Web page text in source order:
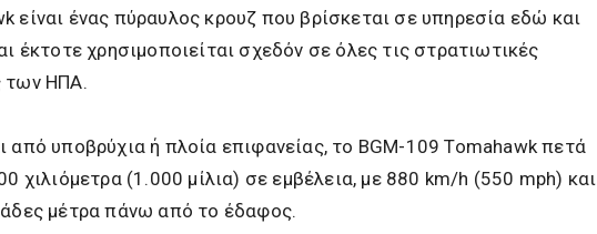
είναι ένας πύραυλος κρουζ που βρίσκεται σε υπηρεσία εδώ και
έκτοτε χρησιμοποιείται σχεδόν σε όλες τις στρατιωτικές
των ΗΠΑ.
από υποβρύχια ή πλοία επιφανείας, το BGM-109 Tomahawk πετά
χιλιόμετρα (1.000 μίλια) σε εμβέλεια, με 880 km/h (550 mph) και
μέτρα πάνω από το έδαφος.